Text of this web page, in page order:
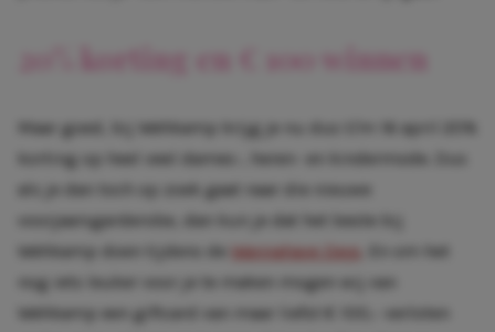
20% korting en € 100 winnen
Maar goed, bij Wehkamp krijg je nu dus t/m 16 april 20%
korting op heel veel dames-, heren- en kindermode. Dus
als je dan toch op zoek gaat naar die nieuwe
voorjaarsgarderobe, dan kun je dat het beste bij
Wehkamp doen tijdens de
Wannahave Days
. En om het
nog iets leuker voor je te maken mogen wij van
Wehkamp een giftcard van maar liefst € 100,- verloten